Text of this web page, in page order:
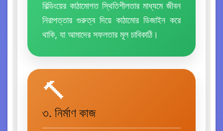
বিল্ডিংয়ের কাঠামোগত স্থিতিশীলতার মাধ্যমে জীবন
নিরাপত্তার গুরুত্ব দিয়ে কাঠামোর ডিজাইন করে
থাকি, যা আমাদের সফলতার মূল চাবিকাঠি।
🔨
৩. নির্মাণ কাজ